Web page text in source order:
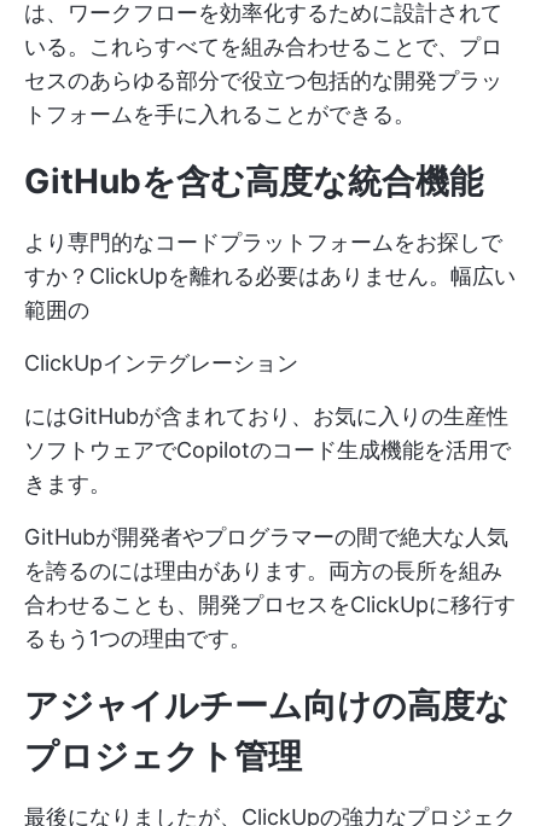
は、ワークフローを効率化するために設計されて
いる。これらすべてを組み合わせることで、プロ
セスのあらゆる部分で役立つ包括的な開発プラッ
トフォームを手に入れることができる。
GitHubを含む高度な統合機能
より専門的なコードプラットフォームをお探しで
すか？ClickUpを離れる必要はありません。幅広い
範囲の
ClickUpインテグレーション
にはGitHubが含まれており、お気に入りの生産性
ソフトウェアでCopilotのコード生成機能を活用で
きます。
GitHubが開発者やプログラマーの間で絶大な人気
を誇るのには理由があります。両方の長所を組み
合わせることも、開発プロセスをClickUpに移行す
るもう1つの理由です。
アジャイルチーム向けの高度な
プロジェクト管理
最後になりましたが、ClickUpの強力なプロジェク